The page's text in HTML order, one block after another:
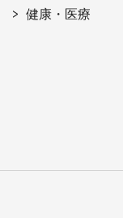
健康・医療